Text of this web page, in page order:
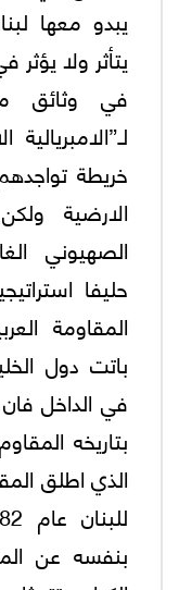
يبدو معها
يتأثر ولا يؤثر
في وثائق
خريطة
الارضية
الصهيوني
حليفا
المقاومة
باتت دول
في الداخل
بتاريخه
الذي اطلق
بنفسه عن